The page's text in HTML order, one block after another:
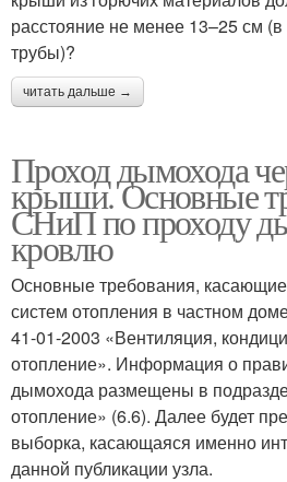
расстояние не менее 13–25 см (в
трубы)?
читать дальше →
Проход дымохода
крыши. Основные
СНиП по проходу
кровлю
Основные требования,
систем отопления в частном
41-01-2003 «Вентиляция,
отопление». Информация о
дымохода размещены в
отопление» (6.6). Далее будет
выборка, касающаяся именно
данной публикации узла.